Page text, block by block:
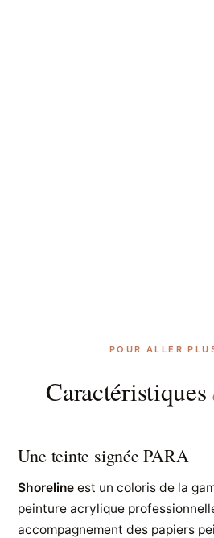
POUR ALLER
Caractéristiques
Une teinte signée PARA
Shoreline est un coloris de la
peinture acrylique
accompagnement des papiers